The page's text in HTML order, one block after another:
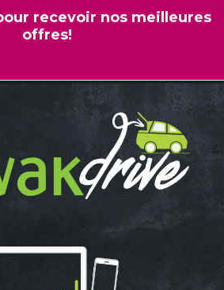
recevoir nos meilleures
offres!